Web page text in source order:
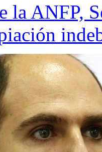
la ANFP,